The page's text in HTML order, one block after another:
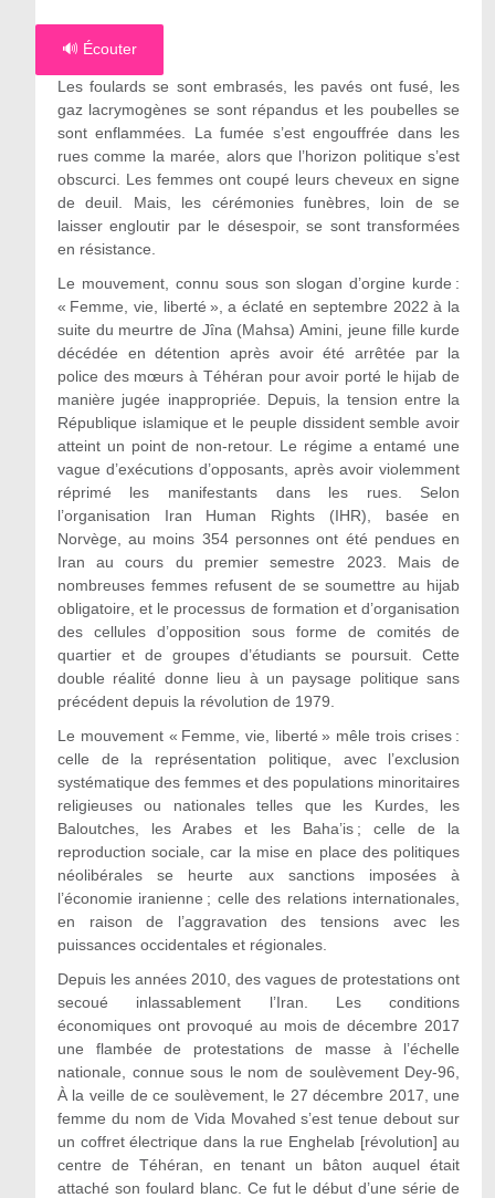
🔊 Écouter
Les foulards se sont embrasés, les pavés ont fusé, les
gaz lacrymogènes se sont répandus et les poubelles se
sont enflammées. La fumée s’est engouffrée dans les
rues comme la marée, alors que l’horizon politique s’est
obscurci. Les femmes ont coupé leurs cheveux en signe
de deuil. Mais, les cérémonies funèbres, loin de se
laisser engloutir par le désespoir, se sont transformées
en résistance.
Le mouvement, connu sous son slogan d’orgine kurde :
« Femme, vie, liberté », a éclaté en septembre 2022 à la
suite du meurtre de Jîna (Mahsa) Amini, jeune fille kurde
décédée en détention après avoir été arrêtée par la
police des mœurs à Téhéran pour avoir porté le hijab de
manière jugée inappropriée. Depuis, la tension entre la
République islamique et le peuple dissident semble avoir
atteint un point de non-retour. Le régime a entamé une
vague d’exécutions d’opposants, après avoir violemment
réprimé les manifestants dans les rues. Selon
l’organisation Iran Human Rights (IHR), basée en
Norvège, au moins 354 personnes ont été pendues en
Iran au cours du premier semestre 2023. Mais de
nombreuses femmes refusent de se soumettre au hijab
obligatoire, et le processus de formation et d’organisation
des cellules d’opposition sous forme de comités de
quartier et de groupes d’étudiants se poursuit. Cette
double réalité donne lieu à un paysage politique sans
précédent depuis la révolution de 1979.
Le mouvement « Femme, vie, liberté » mêle trois crises :
celle de la représentation politique, avec l’exclusion
systématique des femmes et des populations minoritaires
religieuses ou nationales telles que les Kurdes, les
Baloutches, les Arabes et les Baha’is ; celle de la
reproduction sociale, car la mise en place des politiques
néolibérales se heurte aux sanctions imposées à
l’économie iranienne ; celle des relations internationales,
en raison de l’aggravation des tensions avec les
puissances occidentales et régionales.
Depuis les années 2010, des vagues de protestations ont
secoué inlassablement l’Iran. Les conditions
économiques ont provoqué au mois de décembre 2017
une flambée de protestations de masse à l’échelle
nationale, connue sous le nom de soulèvement Dey-96,
À la veille de ce soulèvement, le 27 décembre 2017, une
femme du nom de Vida Movahed s’est tenue debout sur
un coffret électrique dans la rue Enghelab [révolution] au
centre de Téhéran, en tenant un bâton auquel était
attaché son foulard blanc. Ce fut le début d’une série de